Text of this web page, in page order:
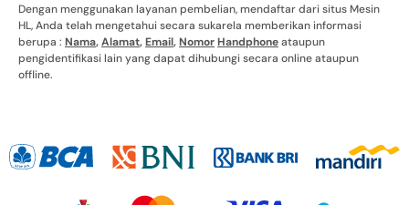
Dengan menggunakan layanan pembelian, mendaftar dari situs Mesin
HL, Anda telah mengetahui secara sukarela memberikan informasi
berupa : Nama,Alamat,Email,NomorHandphoneataupun
pengidentifikasi lain yang dapat dihubungi secara online ataupun
offline.